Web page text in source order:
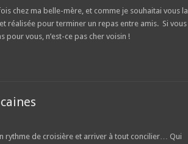
chez ma belle-mère, et comme je souhaitai vous la
réalisée pour terminer un repas entre amis. Si vous
pour vous, n’est-ce pas cher voisin !
rythme de croisière et arriver à tout concilier… Qui